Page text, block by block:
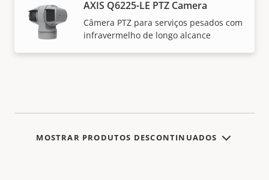
AXIS Q6225-LE PTZ Camera
Câmera PTZ para serviços pesados com
infravermelho de longo alcance
MOSTRAR PRODUTOS DESCONTINUADOS